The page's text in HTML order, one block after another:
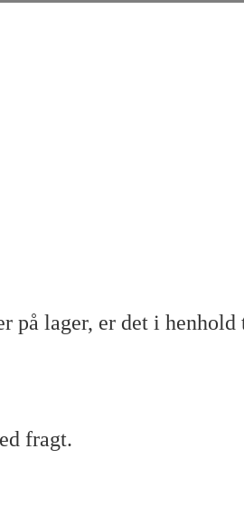
på lager, er det i henhold
fragt.